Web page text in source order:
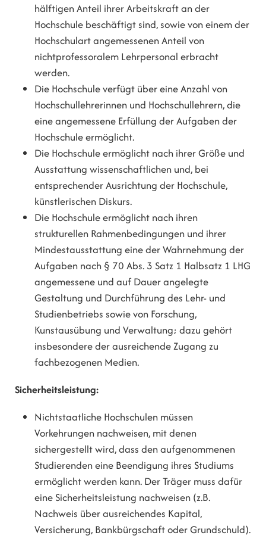
hälftigen Anteil ihrer Arbeitskraft an der
Hochschule beschäftigt sind, sowie von einem der
Hochschulart angemessenen Anteil von
nichtprofessoralem Lehrpersonal erbracht
werden.
Die Hochschule verfügt über eine Anzahl von
Hochschullehrerinnen und Hochschullehrern, die
eine angemessene Erfüllung der Aufgaben der
Hochschule ermöglicht.
Die Hochschule ermöglicht nach ihrer Größe und
Ausstattung wissenschaftlichen und, bei
entsprechender Ausrichtung der Hochschule,
künstlerischen Diskurs.
Die Hochschule ermöglicht nach ihren
strukturellen Rahmenbedingungen und ihrer
Mindestausstattung eine der Wahrnehmung der
Aufgaben nach § 70 Abs. 3 Satz 1 Halbsatz 1 LHG
angemessene und auf Dauer angelegte
Gestaltung und Durchführung des Lehr- und
Studienbetriebs sowie von Forschung,
Kunstausübung und Verwaltung; dazu gehört
insbesondere der ausreichende Zugang zu
fachbezogenen Medien.
Sicherheitsleistung:
Nichtstaatliche Hochschulen müssen
Vorkehrungen nachweisen, mit denen
sichergestellt wird, dass den aufgenommenen
Studierenden eine Beendigung ihres Studiums
ermöglicht werden kann. Der Träger muss dafür
eine Sicherheitsleistung nachweisen (z.B.
Nachweis über ausreichendes Kapital,
Versicherung, Bankbürgschaft oder Grundschuld).